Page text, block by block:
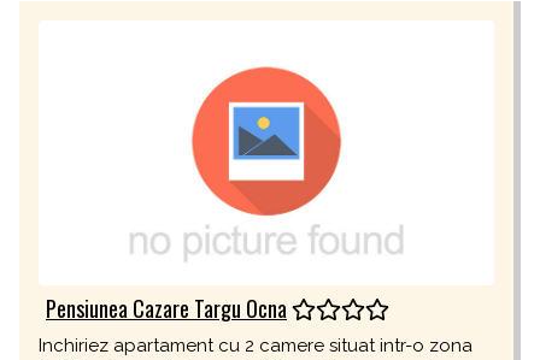
Pensiunea Cazare Targu Ocna
Inchiriez apartament cu 2 camere situat intr-o zona